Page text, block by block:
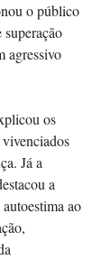
o público
agressivo
os
Já a
a
ao